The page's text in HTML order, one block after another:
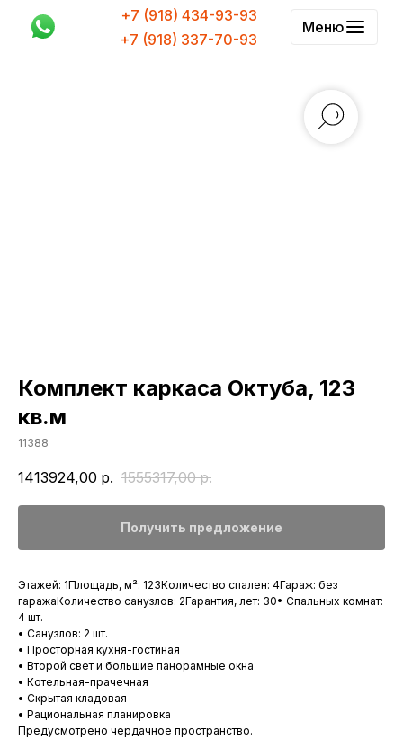
+7 (918) 434-93-93
+7 (918) 337-70-93
Меню
Комплект каркаса Октуба, 123
кв.м
11388
1413924,00 р. 1555317,00 р.
Получить предложение
Этажей: 1Площадь, м²: 123Количество спален: 4Гараж: без
гаражаКоличество санузлов: 2Гарантия, лет: 30• Спальных комнат:
4 шт.
• Санузлов: 2 шт.
• Просторная кухня-гостиная
• Второй свет и большие панорамные окна
• Котельная-прачечная
• Скрытая кладовая
• Рациональная планировка
Предусмотрено чердачное пространство.